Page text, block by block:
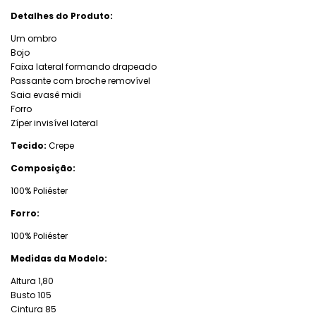
Detalhes do Produto:
Um ombro
Bojo
Faixa lateral formando drapeado
Passante com broche removível
Saia evasê midi
Forro
Zíper invisível lateral
Tecido: Crepe
Composição:
100% Poliéster
Forro:
100% Poliéster
Medidas da Modelo:
Altura 1,80
Busto 105
Cintura 85